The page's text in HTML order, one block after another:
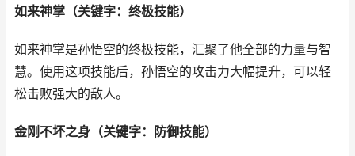
如来神掌（关键字：终极技能）
如来神掌是孙悟空的终极技能，汇聚了他全部的力量与智
慧。使用这项技能后，孙悟空的攻击力大幅提升，可以轻
松击败强大的敌人。
金刚不坏之身（关键字：防御技能）